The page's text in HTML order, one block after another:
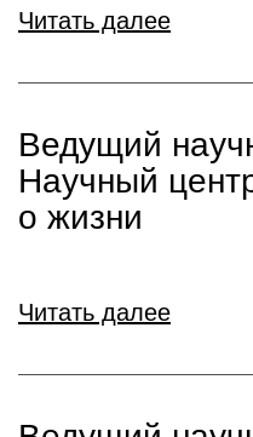
Читать далее
Ведущий
Научный
о жизни
Читать далее